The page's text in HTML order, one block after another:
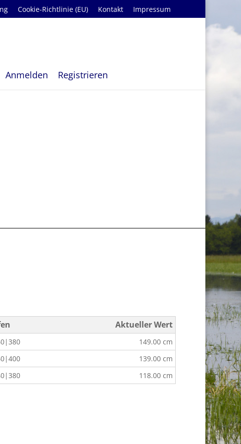
Cookie-Richtlinie (EU) Kontakt Impressum
Anmelden Registrieren
Aktueller Wert
149.00 cm
139.00 cm
118.00 cm